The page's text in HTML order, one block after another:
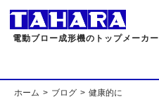
電動ブロー成形機のトップメーカー
ホーム ブログ 健康的に